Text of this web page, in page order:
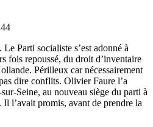
Parti socialiste s’est adonné à
fois repoussé, du droit d’inventaire
Périlleux car nécessairement
dire conflits. Olivier Faure l’a
Seine, au nouveau siège du parti à
l’avait promis, avant de prendre la